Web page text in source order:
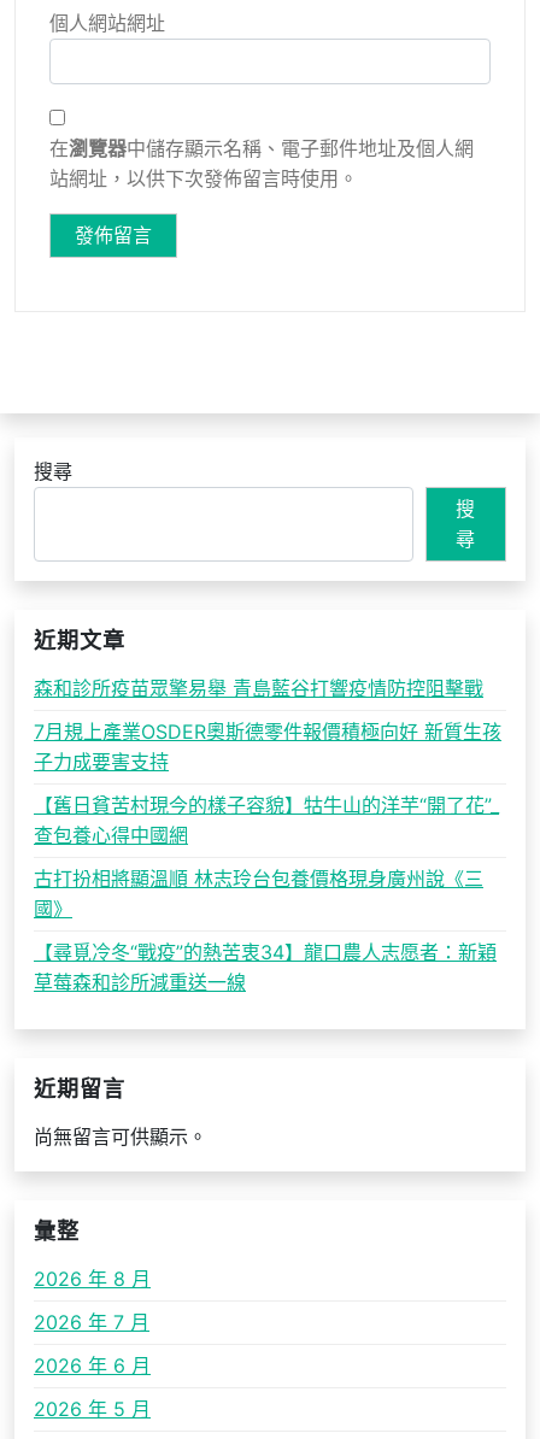
個人網站網址
在瀏覽器中儲存顯示名稱、電子郵件地址及個人網
站網址，以供下次發佈留言時使用。
搜尋
搜
尋
近期文章
森和診所疫苗眾擎易舉 青島藍谷打響疫情防控阻擊戰
7月規上產業OSDER奧斯德零件報價積極向好 新質生孩
子力成要害支持
【舊日貧苦村現今的樣子容貌】牯牛山的洋芋“開了花”_
查包養心得中國網
古打扮相將顯溫順 林志玲台包養價格現身廣州說《三
國》
【尋覓冷冬“戰疫”的熱苦衷34】龍口農人志愿者：新穎
草莓森和診所減重送一線
近期留言
尚無留言可供顯示。
彙整
2026 年 8 月
2026 年 7 月
2026 年 6 月
2026 年 5 月